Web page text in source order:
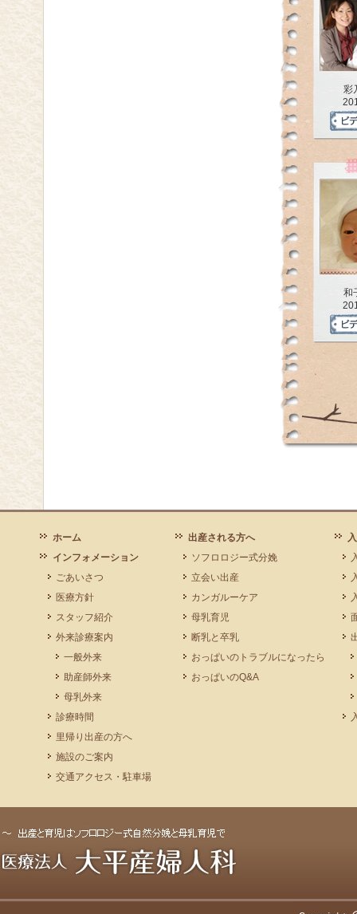
彩
和
ホーム
インフォメーション
ごあいさつ
医療方針
スタッフ紹介
外来診療案内
一般外来
助産師外来
母乳外来
診療時間
里帰り出産の方へ
施設のご案内
交通アクセス・駐車場
出産される方へ
ソフロロジー式分娩
立会い出産
カンガルーケア
母乳育児
断乳と卒乳
おっぱいのトラブルになったら
おっぱいのQ&A